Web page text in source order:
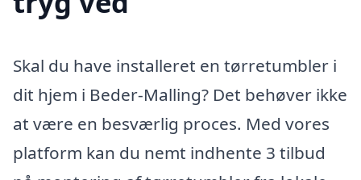
Skal du have installeret en tørretumbler i
dit hjem i Beder-Malling? Det behøver ikke
at være en besværlig proces. Med vores
platform kan du nemt indhente 3 tilbud